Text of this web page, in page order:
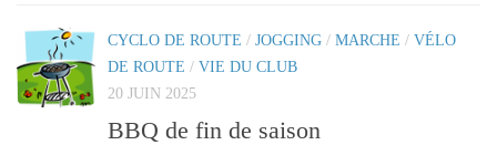
CYCLO DE ROUTE / JOGGING / MARCHE / VÉLO
DE ROUTE / VIE DU CLUB
20 JUIN 2025
BBQ de fin de saison